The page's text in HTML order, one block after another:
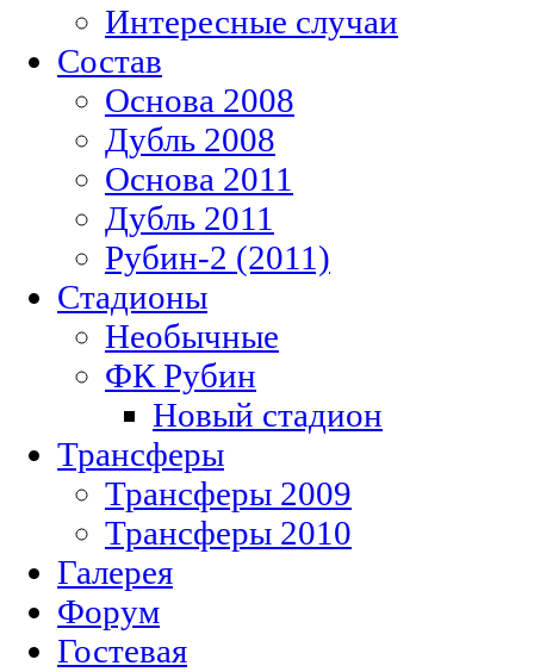
Интересные случаи
Состав
Основа 2008
Дубль 2008
Основа 2011
Дубль 2011
Рубин-2 (2011)
Стадионы
Необычные
ФК Рубин
Новый стадион
Трансферы
Трансферы 2009
Трансферы 2010
Галерея
Форум
Гостевая